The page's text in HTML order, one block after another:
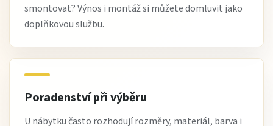
smontovat? Výnos i montáž si můžete domluvit jako
doplňkovou službu.
Poradenství při výběru
U nábytku často rozhodují rozměry, materiál, barva i